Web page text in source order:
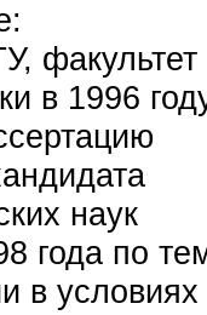
факультет
в 1996
наук
года по
в условиях